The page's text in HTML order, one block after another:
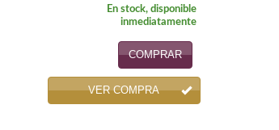
En stock, disponible
inmediatamente
COMPRAR
VER COMPRA